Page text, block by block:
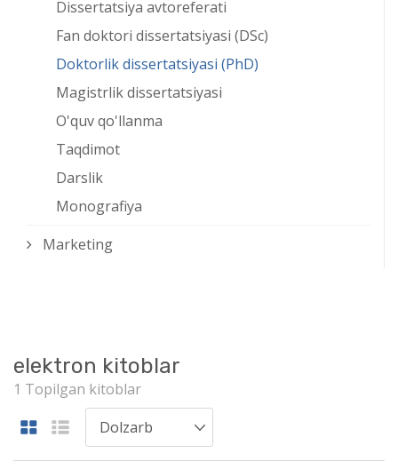
Dissertatsiya avtoreferati
Fan doktori dissertatsiyasi (DSc)
Doktorlik dissertatsiyasi (PhD)
Magistrlik dissertatsiyasi
O'quv qo'llanma
Taqdimot
Darslik
Monografiya
Marketing
elektron kitoblar
1 Topilgan kitoblar